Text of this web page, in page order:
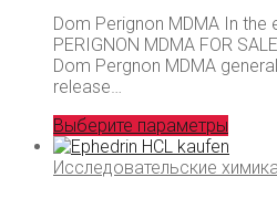
Dom Perignon MDMA In the
PERIGNON MDMA FOR
Dom Pergnon MDMA
release…
Выберите параметры
Исследовательские